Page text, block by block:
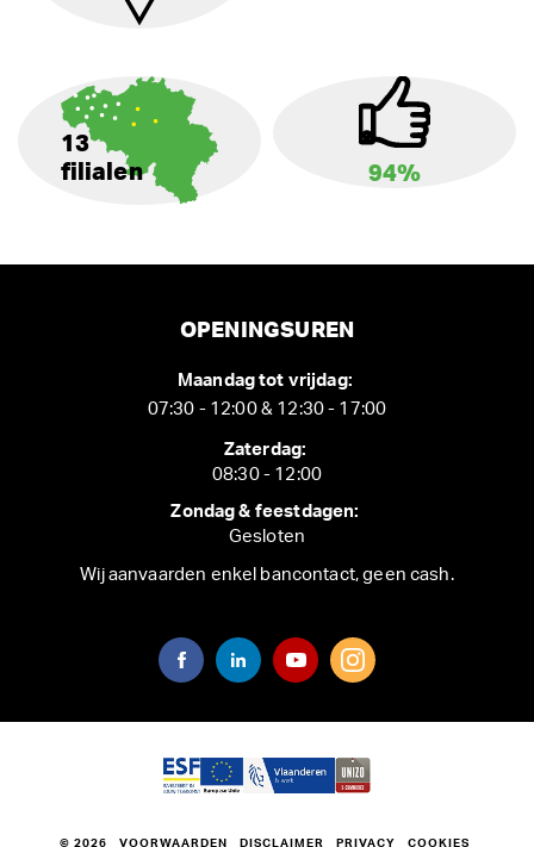
13
filialen
94%
OPENINGSUREN
Maandag tot vrijdag:
07:30 - 12:00 & 12:30 - 17:00
Zaterdag:
08:30 - 12:00
Zondag & feestdagen:
Gesloten
Wij aanvaarden enkel bancontact, geen cash.
© 2026 VOORWAARDEN DISCLAIMER PRIVACY COOKIES